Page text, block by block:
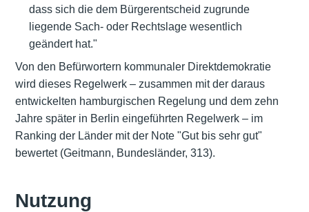
dass sich die dem Bürgerentscheid zugrunde
liegende Sach- oder Rechtslage wesentlich
geändert hat."
Von den Befürwortern kommunaler Direktdemokratie
wird dieses Regelwerk – zusammen mit der daraus
entwickelten hamburgischen Regelung und dem zehn
Jahre später in Berlin eingeführten Regelwerk – im
Ranking der Länder mit der Note "Gut bis sehr gut"
bewertet (Geitmann, Bundesländer, 313).
Nutzung